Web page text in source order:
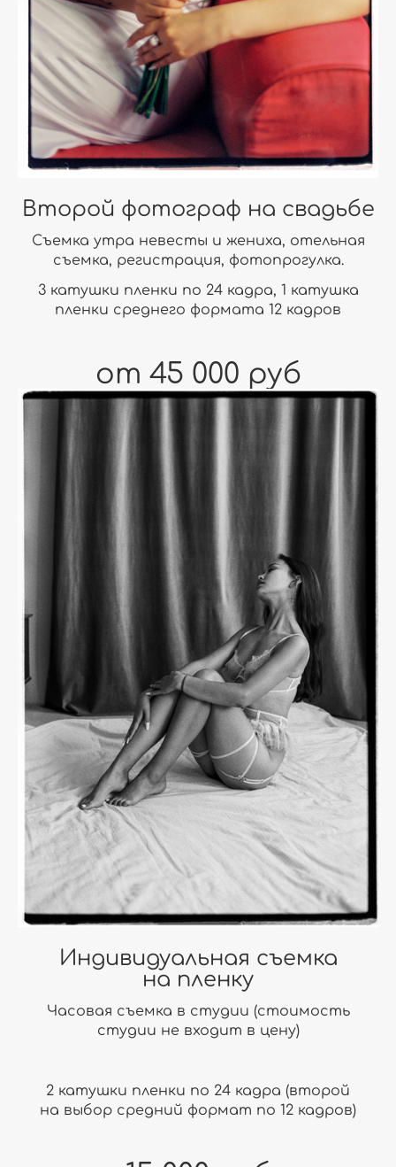
Второй фотограф на свадьбе
Съемка утра невесты и жениха, отельная
съемка, регистрация, фотопрогулка.
3 катушки пленки по 24 кадра, 1 катушка
пленки среднего формата 12 кадров
от 45 000 руб
Индивидуальная съемка
на пленку
Часовая съемка в студии (стоимость
студии не входит в цену)
2 катушки пленки по 24 кадра (второй
на выбор средний формат по 12 кадров)